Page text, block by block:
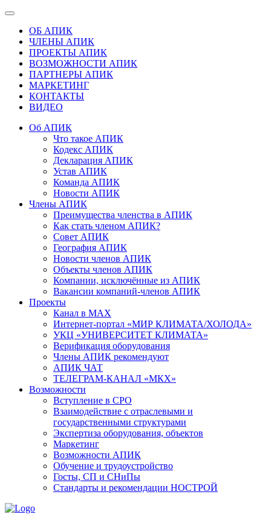
ОБ АПИК
ЧЛЕНЫ АПИК
ПРОЕКТЫ АПИК
ВОЗМОЖНОСТИ АПИК
ПАРТНЕРЫ АПИК
МАРКЕТИНГ
КОНТАКТЫ
ВИДЕО
Об АПИК
Что такое АПИК
Кодекс АПИК
Декларация АПИК
Устав АПИК
Команда АПИК
Новости АПИК
Члены АПИК
Преимущества членства в АПИК
Как стать членом АПИК?
Совет АПИК
География АПИК
Новости членов АПИК
Объекты членов АПИК
Компании, исключённые из АПИК
Вакансии компаний-членов АПИК
Проекты
Канал в MAX
Интернет-портал «МИР КЛИМАТА/ХОЛОДА»
УКЦ «УНИВЕРСИТЕТ КЛИМАТА»
Верификация оборудования
Члены АПИК рекомендуют
АПИК ЧАТ
ТЕЛЕГРАМ-КАНАЛ «МКХ»
Возможности
Вступление в СРО
Взаимодействие с отраслевыми и
государственными структурами
Экспертиза оборудования, объектов
Маркетинг
Возможности АПИК
Обучение и трудоустройство
Госты, СП и СНиПы
Стандарты и рекомендации НОСТРОЙ